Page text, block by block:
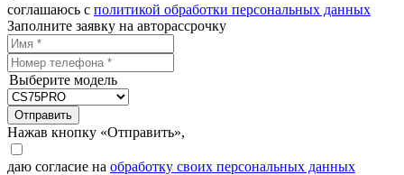
соглашаюсь с политикой обработки персональных данных
Заполните заявку на авторассрочку
Выберите модель
Отправить
Нажав кнопку «Отправить»,
даю согласие на обработку своих персональных данных